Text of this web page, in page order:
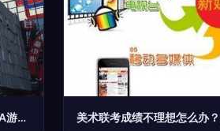
追访《黑神话·悟空》 周边热销点燃生态，国内3A游戏新立项激增折射产业觉醒